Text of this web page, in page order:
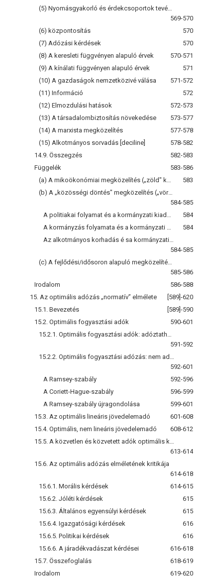
569-570
(6) központosítás
570
(7) Adózási kérdések
570
(8) A keresleti függvényen alapuló érvek
570-571
(9) A kínálati függvényen alapuló érvek
571
(10) A gazdaságok nemzetközivé válása
571-572
(11) Információ
572
(12) Elmozdulási hatások
572-573
(13) A társadalombiztosítás növekedése
573-577
(14) A marxista megközelítés
577-578
(15) Alkotmányos sorvadás [deciline]
578-582
14.9. Összegzés
582-583
Függelék
583-586
583
(b) A „közösségi döntés" megközelítés („vörös" kód)
584-585
584
584
584-585
585-586
Irodalom
586-588
15. Az optimális adózás „normatív” elmélete
[589]-620
15.1. Bevezetés
[589]-590
15.2. Optimális fogyasztási adók
590-601
591-592
592-601
A Ramsey-szabály
592-596
A Coriett-Hague-szabály
596-599
A Ramsey-szabály újragondolása
599-601
15.3. Az optimális lineáris jövedelemadó
601-608
15.4. Optimális, nem lineáris jövedelemadó
608-612
613-614
15.6. Az optimális adózás elméletének kritikája
614-618
15.6.1. Morális kérdések
614-615
15.6.2. Jóléti kérdések
615
15.6.3. Általános egyensúlyi kérdések
615
15.6.4. Igazgatósági kérdések
616
15.6.5. Politikai kérdések
616
15.6.6. A járadékvadászat kérdései
616-618
15.7. Összefoglalás
618-619
Irodalom
619-620